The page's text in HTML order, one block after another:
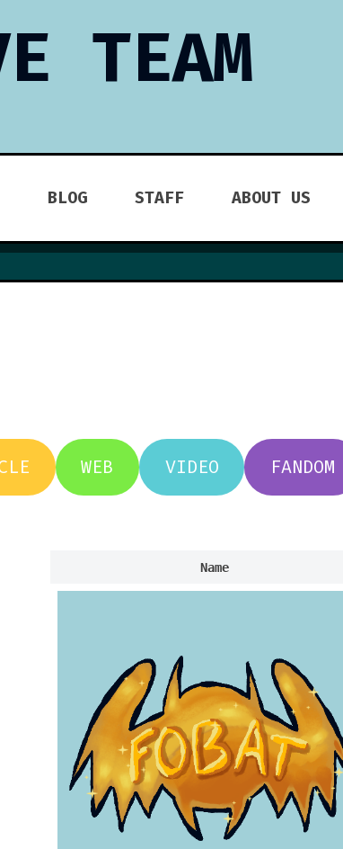
TEAM
BLOG STAFF ABOUT US
WEB VIDEO FANDOM
Name